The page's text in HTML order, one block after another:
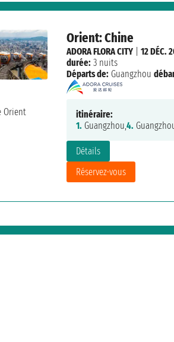
Orient: Chine
Détails
Réservez-vous
ADORA FLORA CITY| 12 DÉC.
durée: 3 nuits
Départs de: Guangzhou
itinéraire:
1. Guangzhou,4.